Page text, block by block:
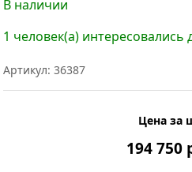
В наличии
1 человек(а)
Артикул: 36387
Цена за
194 750